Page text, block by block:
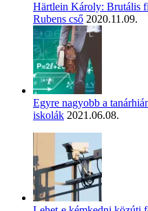
Härtlein Károly: Brutális
Rubens cső 2020.11.09.
Egyre nagyobb a
iskolák 2021.06.08.